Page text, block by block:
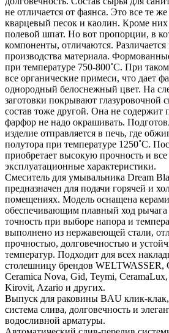
не отличается от фаянса. Это все те
кварцевый песок и каолин. Кроме них
полевой шпат. Но вот пропорции, в
компоненты, отличаются. Различается
производства материала.
при температуре 750-800˚С. При
все органические примеси, что дает
однородный белоснежный цвет. На
заготовки покрывают глазуровочной
состав тоже другой. Она не содержит
фарфор не надо окрашивать.
изделие отправляется в печь, где
полутора при температуре 1250˚С.
приобретает высокую прочность и
эксплуатационные характеристики.
Смеситель для умывальника Dream
предназначен для подачи горячей и
помещениях. Модель оснащена
обеспечивающим плавный ход рычага
точность при выборе напора и
выполнено из нержавеющей стали,
прочностью, долговечностью и
температур. Подходит для всех
столешницу брендов WELTWASSER,
Ceramica Nova, Gid, Teymi,
Kirovit, Azario и других.
Выпуск для раковины BAU клик-
система слива, долговечность и
водосливной арматуры.